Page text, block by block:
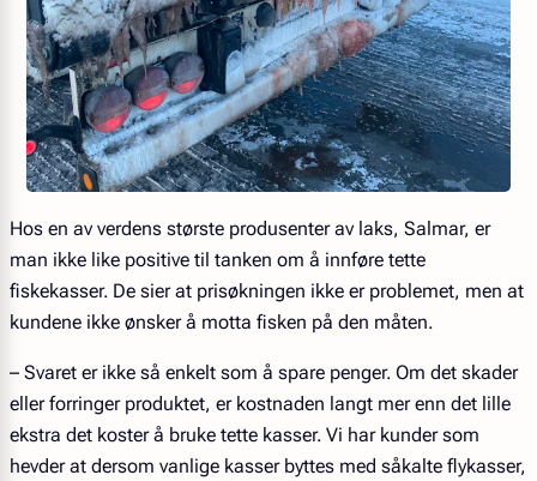
Hos en av verdens største produsenter av laks, Salmar, er
man ikke like positive til tanken om å innføre tette
fiskekasser. De sier at prisøkningen ikke er problemet, men at
kundene ikke ønsker å motta fisken på den måten.
– Svaret er ikke så enkelt som å spare penger. Om det skader
eller forringer produktet, er kostnaden langt mer enn det lille
ekstra det koster å bruke tette kasser. Vi har kunder som
hevder at dersom vanlige kasser byttes med såkalte flykasser,